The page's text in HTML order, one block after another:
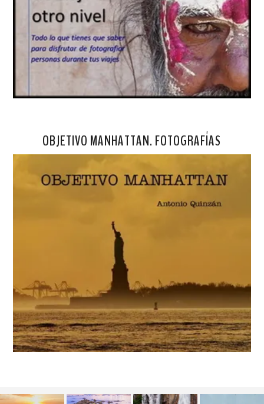
OBJETIVO MANHATTAN. FOTOGRAFÍAS